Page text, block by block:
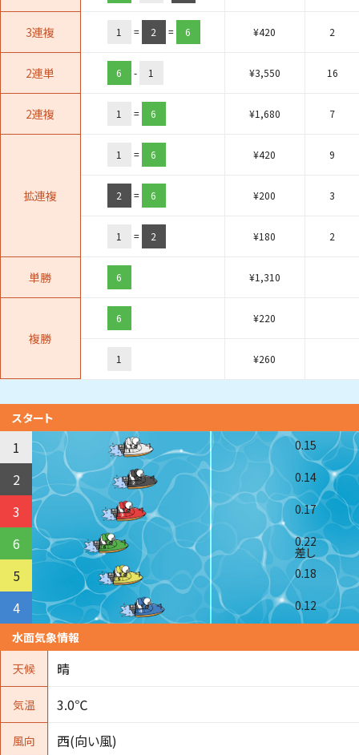
3連複 1 = 2 = 6 ¥420 2
2連単 6 - 1 ¥3,550 16
2連複 1 = 6 ¥1,680 7
拡連複
1 = 6 ¥420 9
2 = 6 ¥200 3
1 = 2 ¥180 2
単勝 6 ¥1,310
複勝
6 ¥220
1 ¥260
スタート
1 0.15
2 0.14
3 0.17
6 0.22
差し
5 0.18
4
0.12
水面気象情報
天候
晴
気温 3.0℃
風向 西(向い風)